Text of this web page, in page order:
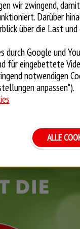
seit vor ein paar
und ihr Mann
Laden und auch die
erzählt Tuncay
bei der
Seit dem 5. Oktober
heiße Pizza an die
teilweise schon
Filialen des
und
zusammen mit
Thomas
EINEN
wir zwingend,
Darüber
über die Last
durch Google und
für eingebettete
notwendigen
anpassen").
ALLE